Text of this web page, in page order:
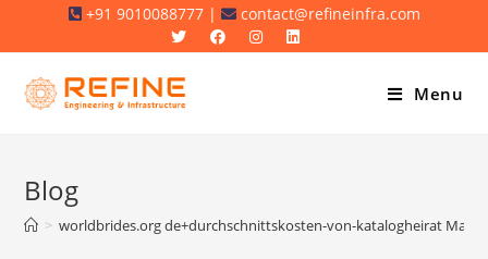
+91 9010088777 | contact@refineinfra.com
Menu
Blog
> worldbrides.org de+durchschnittskosten-von-katalogheirat Mail -